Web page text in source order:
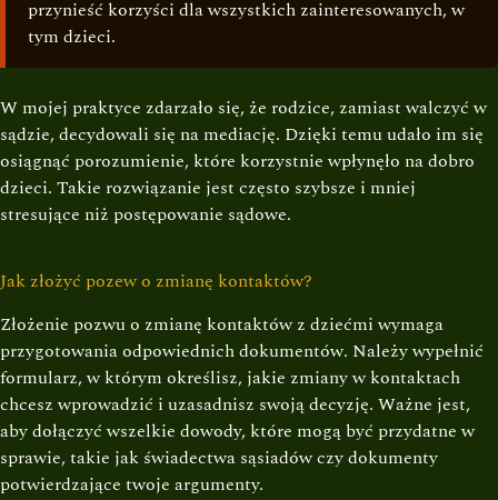
przynieść korzyści dla wszystkich zainteresowanych, w
tym dzieci.
W mojej praktyce zdarzało się, że rodzice, zamiast walczyć w
sądzie, decydowali się na mediację. Dzięki temu udało im się
osiągnąć porozumienie, które korzystnie wpłynęło na dobro
dzieci. Takie rozwiązanie jest często szybsze i mniej
stresujące niż postępowanie sądowe.
Jak złożyć pozew o zmianę kontaktów?
Złożenie pozwu o zmianę kontaktów z dziećmi wymaga
przygotowania odpowiednich dokumentów. Należy wypełnić
formularz, w którym określisz, jakie zmiany w kontaktach
chcesz wprowadzić i uzasadnisz swoją decyzję. Ważne jest,
aby dołączyć wszelkie dowody, które mogą być przydatne w
sprawie, takie jak świadectwa sąsiadów czy dokumenty
potwierdzające twoje argumenty.